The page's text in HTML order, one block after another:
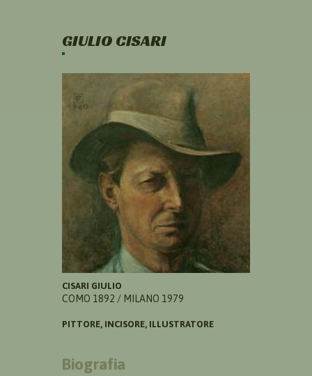
GIULIO CISARI
CISARI GIULIO
COMO 1892 / MILANO 1979
PITTORE, INCISORE, ILLUSTRATORE
Biografia